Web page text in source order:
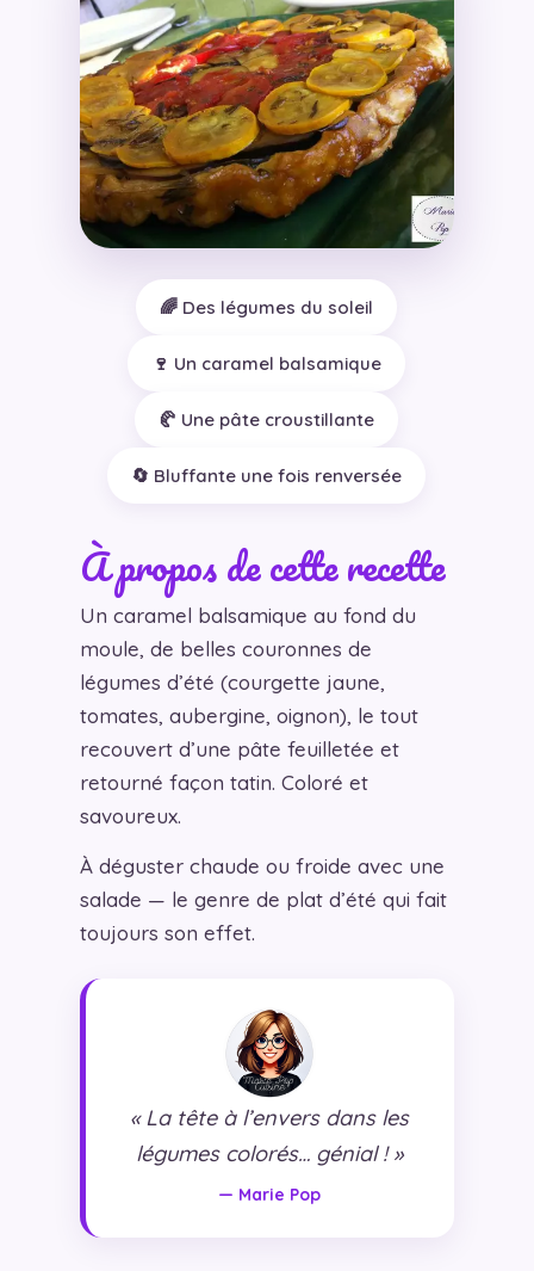
🌈 Des légumes du soleil
🍷 Un caramel balsamique
🥐 Une pâte croustillante
🔄 Bluffante une fois renversée
À propos de cette recette
Un caramel balsamique au fond du
moule, de belles couronnes de
légumes d’été (courgette jaune,
tomates, aubergine, oignon), le tout
recouvert d’une pâte feuilletée et
retourné façon tatin. Coloré et
savoureux.
À déguster chaude ou froide avec une
salade — le genre de plat d’été qui fait
toujours son effet.
« La tête à l’envers dans les
légumes colorés… génial ! »
— Marie Pop